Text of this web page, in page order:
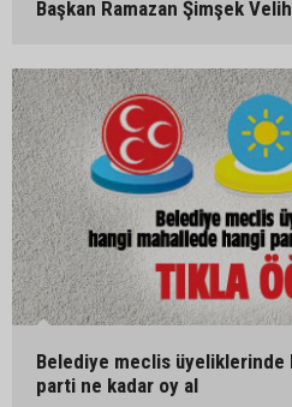
Başkan Ramazan Şimşek
Belediye meclis üyeliklerinde
parti ne kadar oy al